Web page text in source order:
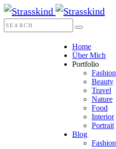
Home
Über Mich
Portfolio
Fashion
Beauty
Travel
Nature
Food
Interior
Portrait
Blog
Fashion